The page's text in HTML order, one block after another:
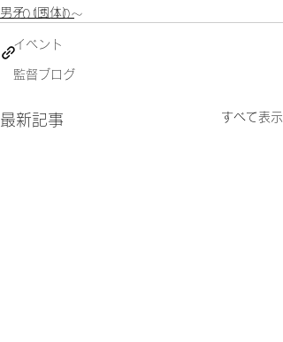
2015.10～
イベント
監督ブログ
男子（団体）
最新記事 すべて表示